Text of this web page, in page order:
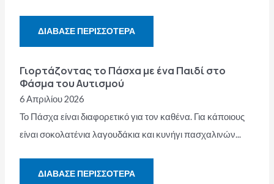
ΔΙΆΒΑΣΕ ΠΕΡΙΣΣΌΤΕΡΑ
Γιορτάζοντας το Πάσχα με ένα Παιδί στο
Φάσμα του Αυτισμού
6 Απριλίου 2026
Το Πάσχα είναι διαφορετικό για τον καθένα. Για κάποιους
είναι σοκολατένια λαγουδάκια και κυνήγι πασχαλινών...
ΔΙΆΒΑΣΕ ΠΕΡΙΣΣΌΤΕΡΑ